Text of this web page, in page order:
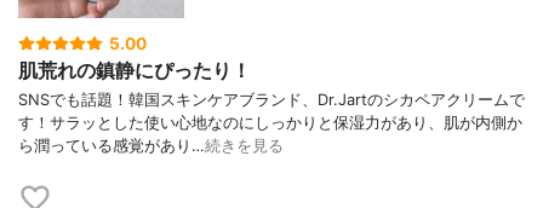
5.00
肌荒れの鎮静にぴったり！
SNSでも話題！韓国スキンケアブランド、Dr.Jartのシカペアクリームで
す！サラッとした使い心地なのにしっかりと保湿力があり、肌が内側か
ら潤っている感覚があり…続きを見る